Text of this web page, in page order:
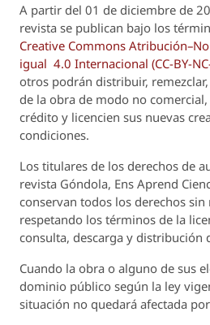
A partir del 01 de diciembre de
revista se publican bajo los
Creative Commons
igual 4.0 Internacional (CC-BY-
otros podrán distribuir,
de la obra de modo no
crédito y licencien sus nuevas
condiciones.
Los titulares de los derechos de
revista Góndola, Ens Aprend
conservan todos los derechos sin
respetando los términos de la
consulta, descarga y distribución
Cuando la obra o alguno de sus
dominio público según la ley
situación no quedará afectada